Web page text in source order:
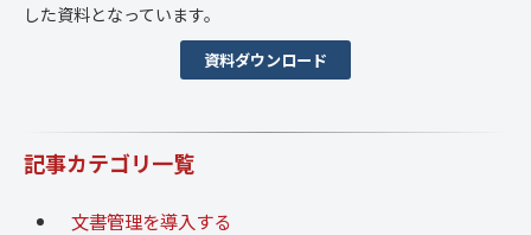
した資料となっています。
資料ダウンロード
記事カテゴリ一覧
文書管理を導入する